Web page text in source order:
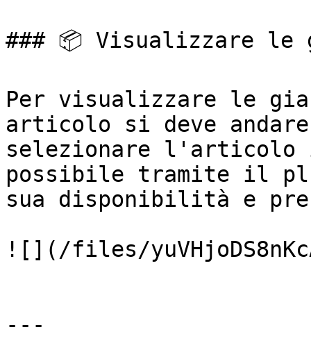
### 📦 Visualizzare le
Per visualizzare le
articolo si deve
selezionare l'articolo
possibile tramite il
sua disponibilità e
![](/files/
---